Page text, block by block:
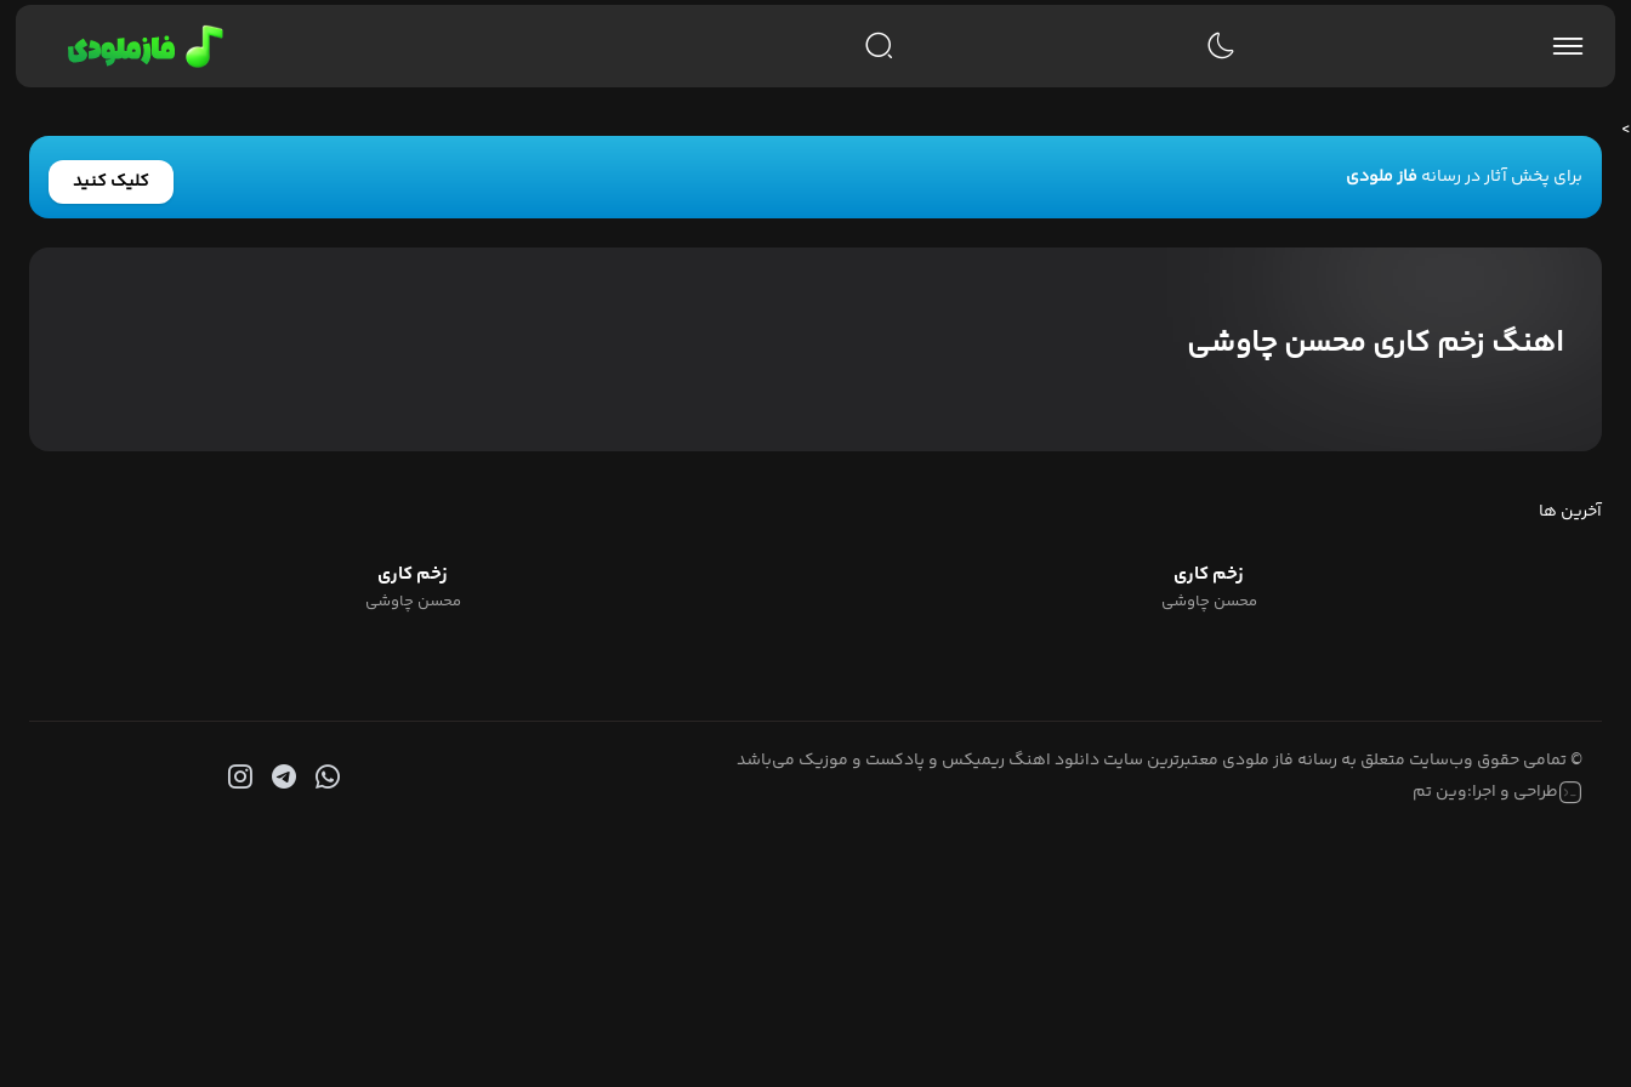
برای پخش آثار در رسانهفاز ملودی کلیک کنید
اهنگ زخم کاری محسن چاوشی
آخرین ها
زخم کاری
محسن چاوشی
زخم کاری
محسن چاوشی
© تمامی حقوق وب‌سایت متعلق به رسانه فاز ملودی معتبرترین سایت دانلود اهنگ ریمیکس و پادکست و موزیک می‌باشد
طراحی و اجرا:وین تم
>